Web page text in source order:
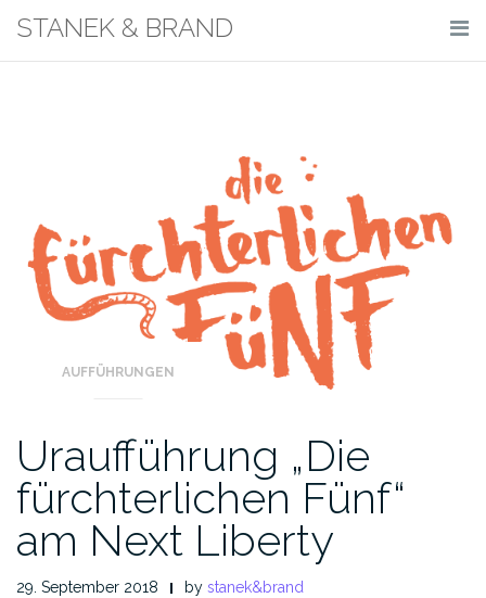
content
STANEK & BRAND
AUFFÜHRUNGEN
Uraufführung „Die
fürchterlichen Fünf“
am Next Liberty
29. September 2018 by stanek&brand